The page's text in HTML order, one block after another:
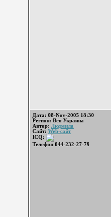
Дата: 08-Nov-2005 18:30
Регион: Вся Украина
Автор: Людмила
Сайт: Web-сайт
ICQ:
Телефон 044-232-27-79